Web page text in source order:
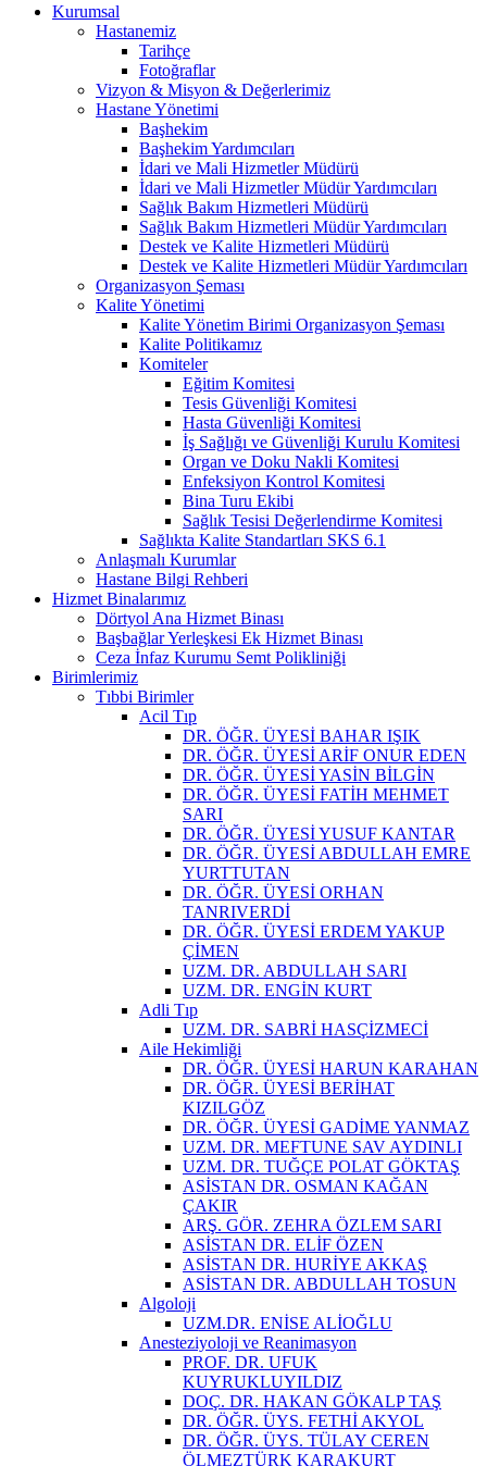
Kurumsal
Hastanemiz
Tarihçe
Fotoğraflar
Vizyon & Misyon & Değerlerimiz
Hastane Yönetimi
Başhekim
Başhekim Yardımcıları
İdari ve Mali Hizmetler Müdürü
İdari ve Mali Hizmetler Müdür Yardımcıları
Sağlık Bakım Hizmetleri Müdürü
Sağlık Bakım Hizmetleri Müdür Yardımcıları
Destek ve Kalite Hizmetleri Müdürü
Destek ve Kalite Hizmetleri Müdür Yardımcıları
Organizasyon Şeması
Kalite Yönetimi
Kalite Yönetim Birimi Organizasyon Şeması
Kalite Politikamız
Komiteler
Eğitim Komitesi
Tesis Güvenliği Komitesi
Hasta Güvenliği Komitesi
İş Sağlığı ve Güvenliği Kurulu Komitesi
Organ ve Doku Nakli Komitesi
Enfeksiyon Kontrol Komitesi
Bina Turu Ekibi
Sağlık Tesisi Değerlendirme Komitesi
Sağlıkta Kalite Standartları SKS 6.1
Anlaşmalı Kurumlar
Hastane Bilgi Rehberi
Hizmet Binalarımız
Dörtyol Ana Hizmet Binası
Başbağlar Yerleşkesi Ek Hizmet Binası
Ceza İnfaz Kurumu Semt Polikliniği
Birimlerimiz
Tıbbi Birimler
Acil Tıp
DR. ÖĞR. ÜYESİ BAHAR IŞIK
DR. ÖĞR. ÜYESİ ARİF ONUR EDEN
DR. ÖĞR. ÜYESİ YASİN BİLGİN
DR. ÖĞR. ÜYESİ FATİH MEHMET
SARI
DR. ÖĞR. ÜYESİ YUSUF KANTAR
DR. ÖĞR. ÜYESİ ABDULLAH EMRE
YURTTUTAN
DR. ÖĞR. ÜYESİ ORHAN
TANRIVERDİ
DR. ÖĞR. ÜYESİ ERDEM YAKUP
ÇİMEN
UZM. DR. ABDULLAH SARI
UZM. DR. ENGİN KURT
Adli Tıp
UZM. DR. SABRİ HASÇİZMECİ
Aile Hekimliği
DR. ÖĞR. ÜYESİ HARUN KARAHAN
DR. ÖĞR. ÜYESİ BERİHAT
KIZILGÖZ
DR. ÖĞR. ÜYESİ GADİME YANMAZ
UZM. DR. MEFTUNE SAV AYDINLI
UZM. DR. TUĞÇE POLAT GÖKTAŞ
ASİSTAN DR. OSMAN KAĞAN
ÇAKIR
ARŞ. GÖR. ZEHRA ÖZLEM SARI
ASİSTAN DR. ELİF ÖZEN
ASİSTAN DR. HURİYE AKKAŞ
ASİSTAN DR. ABDULLAH TOSUN
Algoloji
UZM.DR. ENİSE ALİOĞLU
Anesteziyoloji ve Reanimasyon
PROF. DR. UFUK
KUYRUKLUYILDIZ
DOÇ. DR. HAKAN GÖKALP TAŞ
DR. ÖĞR. ÜYS. FETHİ AKYOL
DR. ÖĞR. ÜYS. TÜLAY CEREN
ÖLMEZTÜRK KARAKURT